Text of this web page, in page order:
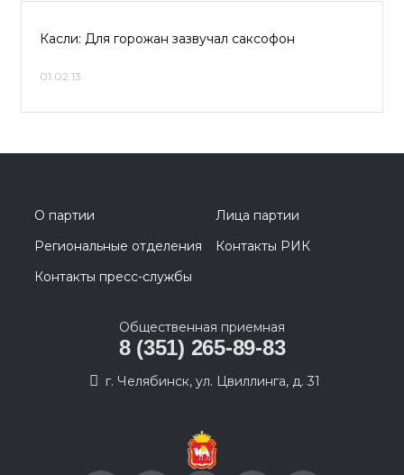
Касли: Для горожан зазвучал саксофон
01.02.13
О партии
Лица партии
Региональные отделения
Контакты РИК
Контакты пресс-службы
Общественная приемная
8 (351) 265-89-83
г. Челябинск, ул. Цвиллинга, д. 31